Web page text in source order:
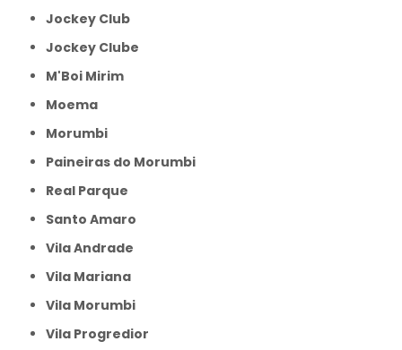
Jockey Club
Jockey Clube
M'Boi Mirim
Moema
Morumbi
Paineiras do Morumbi
Real Parque
Santo Amaro
Vila Andrade
Vila Mariana
Vila Morumbi
Vila Progredior